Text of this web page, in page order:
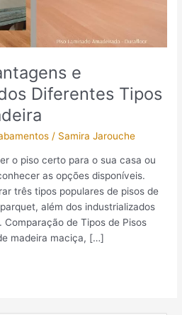
e
Diferentes Tipos
/ Samira Jarouche
o piso certo para o sua casa ou
as opções disponíveis.
três tipos populares de pisos de
além dos industrializados
Comparação de Tipos de Pisos
madeira maciça, […]